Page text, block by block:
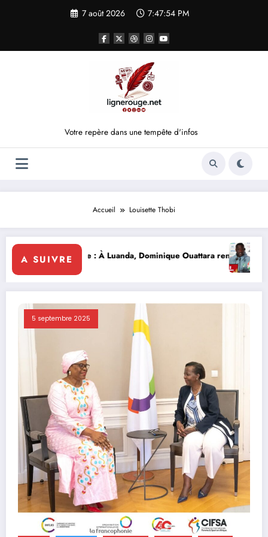
7 août 2026 7:47:54 PM
Votre repère dans une tempête d'infos
Accueil Louisette Thobi
A SUIVRE
CÉRÉMONIEd’influence : À Luanda, Dominique Ouattara renforce le
5 septembre 2025